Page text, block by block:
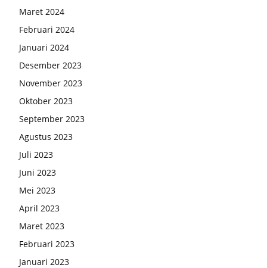
Maret 2024
Februari 2024
Januari 2024
Desember 2023
November 2023
Oktober 2023
September 2023
Agustus 2023
Juli 2023
Juni 2023
Mei 2023
April 2023
Maret 2023
Februari 2023
Januari 2023